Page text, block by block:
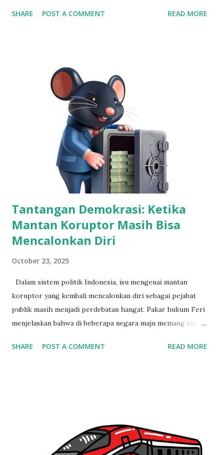
peristiwa penggulingan Bung Karno dan penghapusan PKI.
ingin berkuasa, dan Amerika yang ingin menumpas
komunisme. Poros Jakarta–Beijing–Pyongyang: Akar
Ketegangan dengan Amerika Serikat Sebelum badai politik
1965, Bung Karno memang sudah lama membuat Amerika
tidak nyaman. Ia menggagas poros Jakarta–Pyongyang–
Beijing, menolak dominasi Barat, bahkan mendirikan
GANEFO dan CONEFO sebagai tandingan Olimpiade dan
PBB. Di mata Washington, itu sudah cukup untuk menandai
Indonesia sebagai calon “Vietnam kedua”. Apalagi Bung
Karno mengusung ideologi NASAKOM (Nasion...
SHARE POST A COMMENT READ MORE
Tantangan Demokrasi: Ketika
Mantan Koruptor Masih Bisa
Mencalonkan Diri
October 23, 2025
Dalam sistem politik Indonesia, isu mengenai mantan
koruptor yang kembali mencalonkan diri sebagai pejabat
publik masih menjadi perdebatan hangat. Pakar hukum Feri
menjelaskan bahwa di beberapa negara maju memang tidak
ikut pemilu. Bedanya, masyarakat di negara tersebut sudah
seharusnya sudah mengantisipasi fenomena ini dengan
memberikan batasan yang jelas agar keadilan tidak hanya
SHARE POST A COMMENT READ MORE